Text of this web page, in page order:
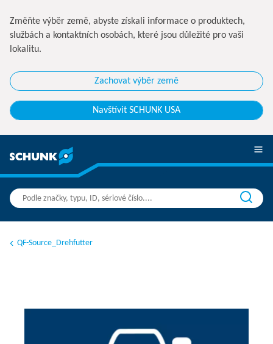
Změňte výběr země, abyste získali informace o produktech,
službách a kontaktních osobách, které jsou důležité pro vaši
lokalitu.
Zachovat výběr země
Navštívit SCHUNK USA
QF-Source_Drehfutter